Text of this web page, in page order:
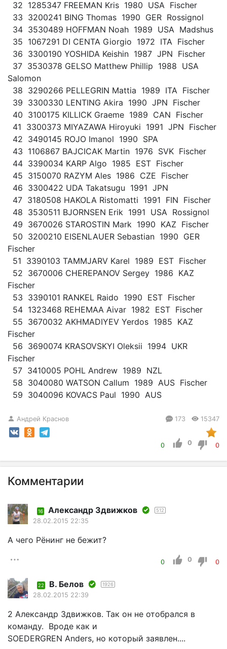
32 1285347 FREEMAN Kris 1980 USA Fischer
33 3200241 BING Thomas 1990 GER Rossignol
34 3530489 HOFFMAN Noah 1989 USA Madshus
35 1067291 DI CENTA Giorgio 1972 ITA Fischer
36 3300190 YOSHIDA Keishin 1987 JPN Fischer
37 3530378 GELSO Matthew Phillip 1988 USA
Salomon
38 3290266 PELLEGRIN Mattia 1989 ITA Fischer
39 3300330 LENTING Akira 1990 JPN Fischer
40 3100175 KILLICK Graeme 1989 CAN Fischer
41 3300373 MIYAZAWA Hiroyuki 1991 JPN Fischer
42 3490145 ROJO Imanol 1990 SPA
43 1106867 BAJCICAK Martin 1976 SVK Fischer
44 3390034 KARP Algo 1985 EST Fischer
45 3150070 RAZYM Ales 1986 CZE Fischer
46 3300422 UDA Takatsugu 1991 JPN
47 3180508 HAKOLA Ristomatti 1991 FIN Fischer
48 3530511 BJORNSEN Erik 1991 USA Rossignol
49 3670026 STAROSTIN Mark 1990 KAZ Fischer
50 3200210 EISENLAUER Sebastian 1990 GER
Fischer
51 3390103 TAMMJARV Karel 1989 EST Fischer
52 3670006 CHEREPANOV Sergey 1986 KAZ
Fischer
53 3390101 RANKEL Raido 1990 EST Fischer
54 1323468 REHEMAA Aivar 1982 EST Fischer
55 3670032 AKHMADIYEV Yerdos 1985 KAZ
Fischer
56 3690074 KRASOVSKYI Oleksii 1994 UKR
Fischer
57 3410005 POHL Andrew 1989 NZL
58 3040080 WATSON Callum 1989 AUS Fischer
59 3040096 KOVACS Paul 1990 AUS
Андрей Краснов 173 15347
0 0 0
Комментарии
16 Александр Здвижков 512
28.02.2015 22:35
А чего Рёнинг не бежит?
0 0 0
22 В. Белов 1926
28.02.2015 22:39
2 Александр Здвижков. Так он не отобрался в
команду. Вроде как и
SOEDERGREN Anders, но который заявлен....